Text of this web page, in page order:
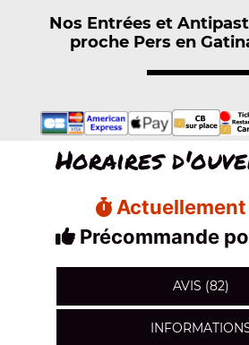
Nos Entrées et
proche Pers en
Horaires
Actuellement
Précommande
AVIS (82)